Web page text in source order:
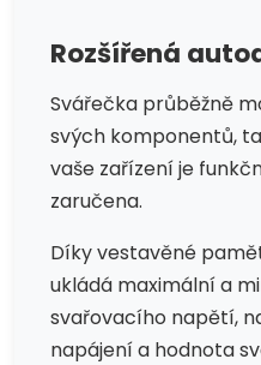
Rozšířená
Svářečka průběžně
svých komponentů,
vaše zařízení je
zaručena.
Díky vestavěné
ukládá maximální a
svařovacího napětí,
napájení a hodnota